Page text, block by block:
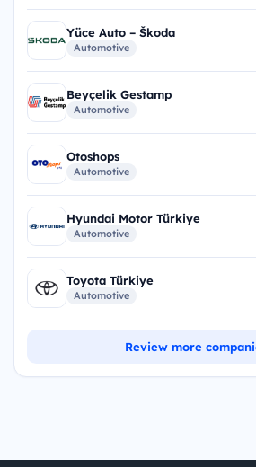
Yüce Auto – Škoda
Automotive
Beyçelik Gestamp
Automotive
Otoshops
Automotive
Hyundai Motor Türkiye
Automotive
Toyota Türkiye
Automotive
Review more